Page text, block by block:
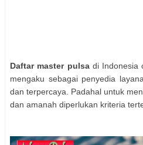
Daftar master pulsadi Indonesia
mengaku sebagai penyedia
dan terpercaya. Padahal untuk
dan amanah diperlukan kriteria